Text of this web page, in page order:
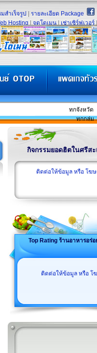
สำเร็จรูป
รายละเอียด Package
Hosting จดโดเมน เช่าเซิร์ฟเวอร์
กิจกรรมยอดฮิตในศรีสะ
ติดต่อให้ข้อมูล หรือ โฆ
Top Rating ร้านอาหารอร่อ
ติดต่อให้ข้อมูล หรือ โ